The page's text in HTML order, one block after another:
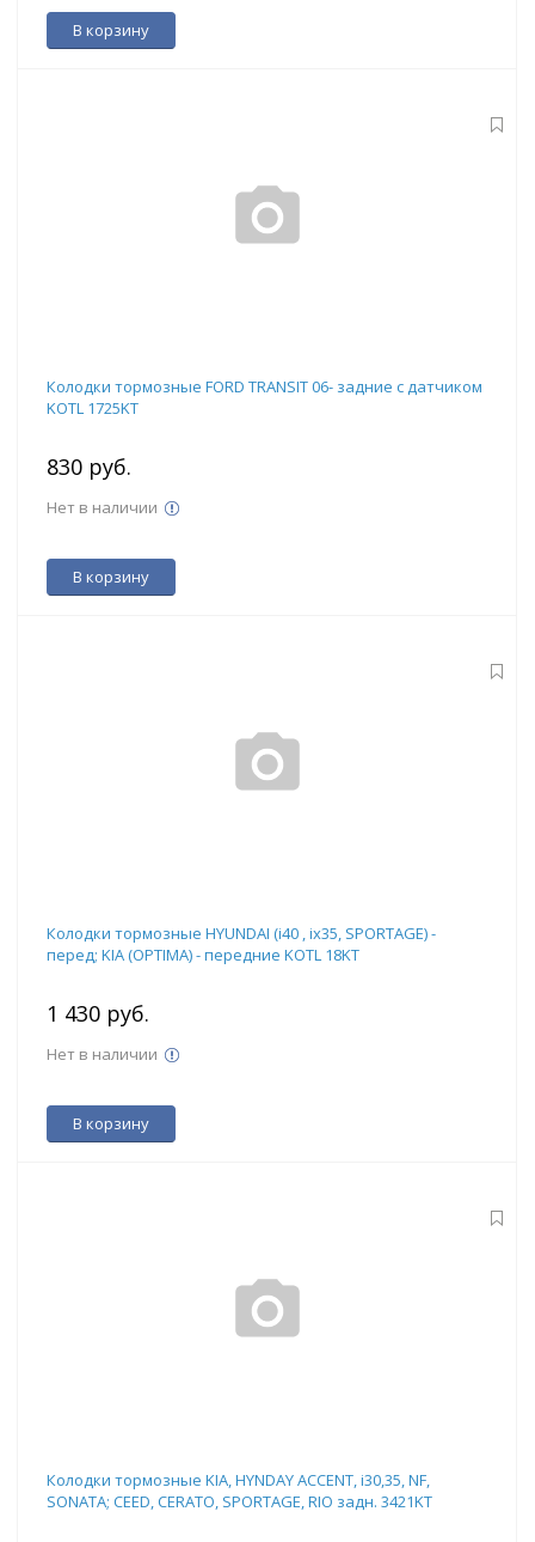
В корзину
Колодки тормозные FORD TRANSIT 06- задние с датчиком
KOTL 1725KT
830 руб.
Нет в наличии
В корзину
Колодки тормозные HYUNDAI (i40 , ix35, SPORTAGE) -
перед; KIA (OPTIMA) - передние KOTL 18KT
1 430 руб.
Нет в наличии
В корзину
Колодки тормозные KIA, HYNDAY ACCENT, i30,35, NF,
SONATA; CEED, CERATO, SPORTAGE, RIO задн. 3421KT